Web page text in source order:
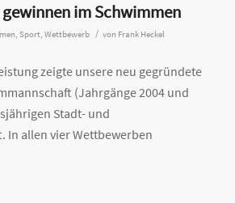
im Schwimmen
, Sport, Wettbewerb / von Frank Heckel
zeigte unsere neu gegründete
(Jahrgänge 2004 und
Stadt- und
In allen vier Wettbewerben